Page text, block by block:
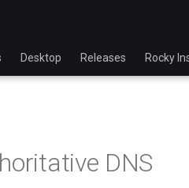
Desktop Releases Rocky
DNS